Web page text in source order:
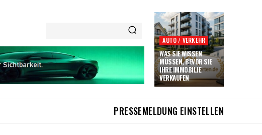
AUTO / VERKEHR
WAS SIE WISSEN
MÜSSEN, BEVOR SIE
IHRE IMMOBILIE
VERKAUFEN
PRESSEMELDUNG EINSTELLEN